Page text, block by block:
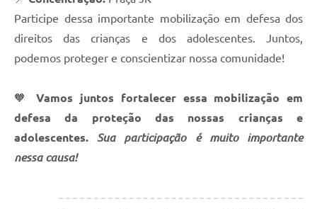
Participe dessa importante mobilização em defesa dos
direitos das crianças e dos adolescentes. Juntos,
podemos proteger e conscientizar nossa comunidade!
🧡
Vamos juntos fortalecer essa mobilização em
defesa da proteção das nossas crianças e
adolescentes.Sua participação é muito importante
nessa causa!